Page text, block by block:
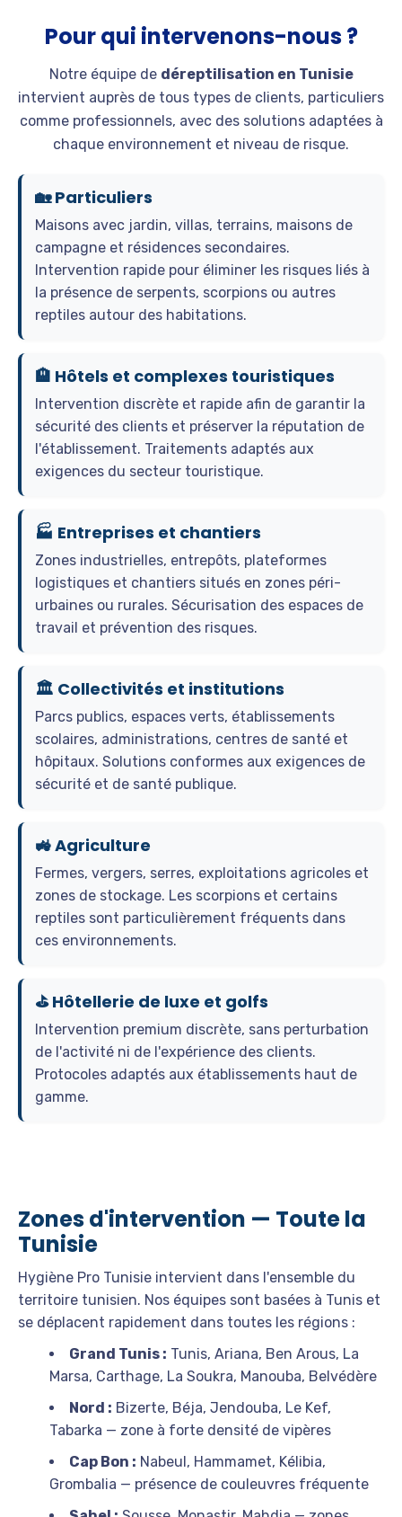
Pour qui intervenons-nous ?
Notre équipe de déreptilisation en Tunisie
intervient auprès de tous types de clients, particuliers
comme professionnels, avec des solutions adaptées à
chaque environnement et niveau de risque.
🏡 Particuliers
Maisons avec jardin, villas, terrains, maisons de
campagne et résidences secondaires.
Intervention rapide pour éliminer les risques liés à
la présence de serpents, scorpions ou autres
reptiles autour des habitations.
🏨 Hôtels et complexes touristiques
Intervention discrète et rapide afin de garantir la
sécurité des clients et préserver la réputation de
l'établissement. Traitements adaptés aux
exigences du secteur touristique.
🏭 Entreprises et chantiers
Zones industrielles, entrepôts, plateformes
logistiques et chantiers situés en zones péri-
urbaines ou rurales. Sécurisation des espaces de
travail et prévention des risques.
🏛️ Collectivités et institutions
Parcs publics, espaces verts, établissements
scolaires, administrations, centres de santé et
hôpitaux. Solutions conformes aux exigences de
sécurité et de santé publique.
🚜 Agriculture
Fermes, vergers, serres, exploitations agricoles et
zones de stockage. Les scorpions et certains
reptiles sont particulièrement fréquents dans
ces environnements.
⛳ Hôtellerie de luxe et golfs
Intervention premium discrète, sans perturbation
de l'activité ni de l'expérience des clients.
Protocoles adaptés aux établissements haut de
gamme.
Zones d'intervention — Toute la
Tunisie
Hygiène Pro Tunisie intervient dans l'ensemble du
territoire tunisien. Nos équipes sont basées à Tunis et
se déplacent rapidement dans toutes les régions :
Grand Tunis : Tunis, Ariana, Ben Arous, La
Marsa, Carthage, La Soukra, Manouba, Belvédère
Nord : Bizerte, Béja, Jendouba, Le Kef,
Tabarka — zone à forte densité de vipères
Cap Bon : Nabeul, Hammamet, Kélibia,
Grombalia — présence de couleuvres fréquente